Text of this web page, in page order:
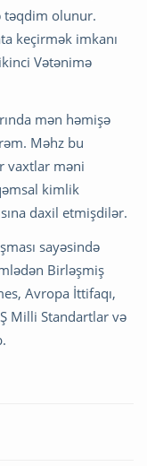
təqdim olunur.
keçirmək imkanı
Vətənimə
mən həmişə
Məhz bu
vaxtlar məni
kimlik
daxil etmişdilər.
sayəsində
Birləşmiş
Avropa İttifaqı,
Milli Standartlar və